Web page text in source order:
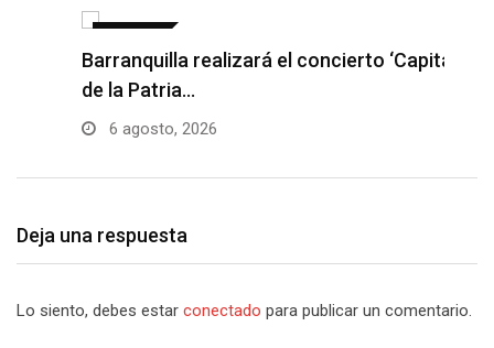
Barranquilla realizará el concierto ‘Capital
de la Patria…
6 agosto, 2026
Deja una respuesta
Lo siento, debes estar conectado para publicar un comentario.